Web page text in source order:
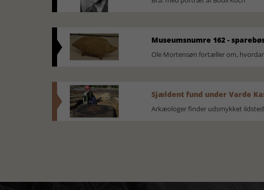
Museumsnumre 162 -
Ole Mortensøn fortæller om,
Sjældent fund under Varde
Arkæologer finder udsmykket